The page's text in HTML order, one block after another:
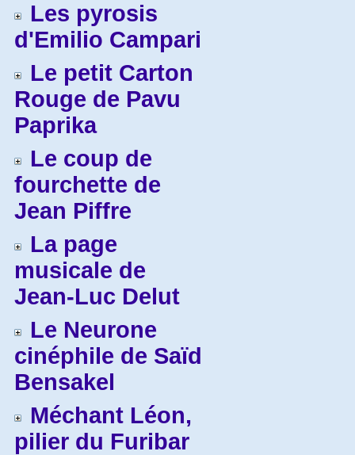
Les pyrosis
d'Emilio Campari
Le petit Carton
Rouge de Pavu
Paprika
Le coup de
fourchette de
Jean Piffre
La page
musicale de
Jean-Luc Delut
Le Neurone
cinéphile de Saïd
Bensakel
Méchant Léon,
pilier du Furibar